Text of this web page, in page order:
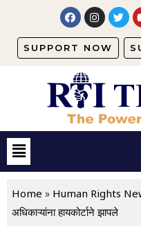
SUPPORT NOW
Home » Human Rights
अधिकाऱ्यांना हायकोर्टाने झापले